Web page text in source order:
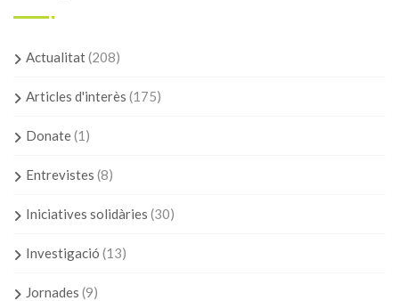
Actualitat(208)
Articles d'interès (175)
Donate(1)
Entrevistes (8)
Iniciatives solidàries (30)
Investigació (13)
Jornades (9)